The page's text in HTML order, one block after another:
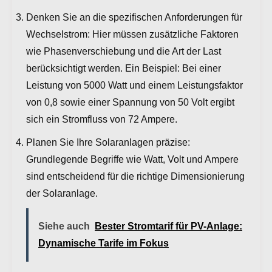
Denken Sie an die spezifischen Anforderungen für
Wechselstrom: Hier müssen zusätzliche Faktoren
wie Phasenverschiebung und die Art der Last
berücksichtigt werden. Ein Beispiel: Bei einer
Leistung von 5000 Watt und einem Leistungsfaktor
von 0,8 sowie einer Spannung von 50 Volt ergibt
sich ein Stromfluss von 72 Ampere.
Planen Sie Ihre Solaranlagen präzise:
Grundlegende Begriffe wie Watt, Volt und Ampere
sind entscheidend für die richtige Dimensionierung
der Solaranlage.
Siehe auch
Bester Stromtarif für PV-Anlage:
Dynamische Tarife im Fokus